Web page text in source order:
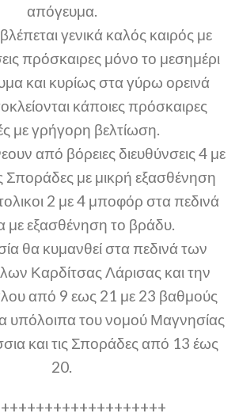
απόγευμα.
γενικά καλός καιρός με
πρόσκαιρες μόνο το μεσημέρι
και κυρίως στα γύρω ορεινά
κάποιες πρόσκαιρες
με γρήγορη βελτίωση.
από βόρειες διευθύνσεις 4 με
Σποράδες με μικρή εξασθένηση
2 με 4 μποφόρ στα πεδινά
με εξασθένηση το βράδυ.
θα κυμανθεί στα πεδινά των
Καρδίτσας Λάρισας και την
από 9 εως 21 με 23 βαθμούς
υπόλοιπα του νομού Μαγνησίας
και τις Σποράδες από 13 έως
20.